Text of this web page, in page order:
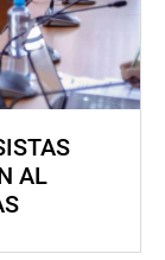
AL